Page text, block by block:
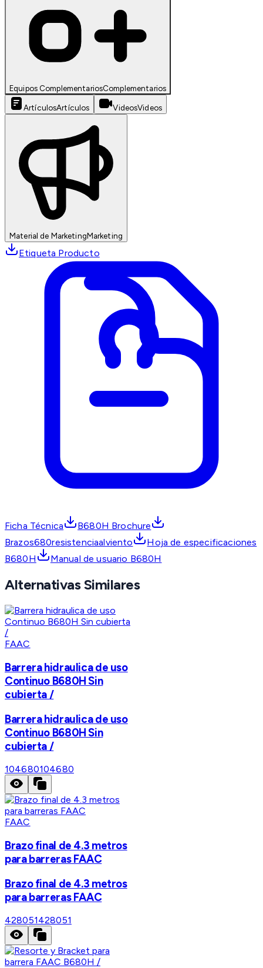
Equipos ComplementariosComplementarios
ArtículosArtículos VideosVideos
Material de MarketingMarketing
Etiqueta Producto
Ficha Técnica
B680H Brochure
Brazos680resistenciaalviento
Hoja de especificaciones
B680H
Manual de usuario B680H
Alternativas Similares
FAAC
Barrera hidraulica de uso
Continuo B680H Sin
cubierta /
Barrera hidraulica de uso
Continuo B680H Sin
cubierta /
104680104680
FAAC
Brazo final de 4.3 metros
para barreras FAAC
Brazo final de 4.3 metros
para barreras FAAC
428051428051